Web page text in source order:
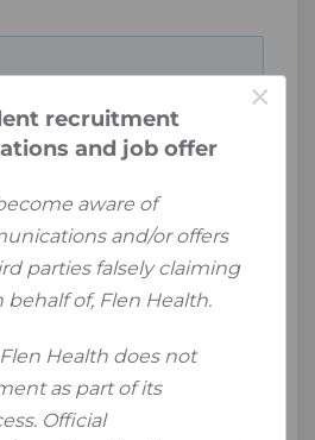
×
recruitment
and job offer
aware of
and/or offers
parties falsely claiming
behalf of, Flen Health.
Health does not
as part of its
Official